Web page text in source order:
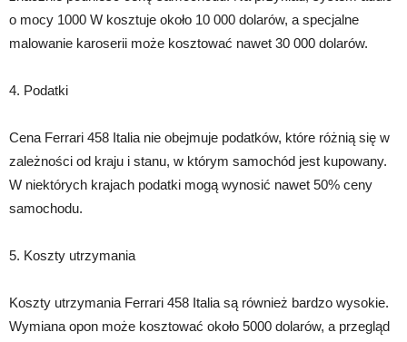
o mocy 1000 W kosztuje około 10 000 dolarów, a specjalne
malowanie karoserii może kosztować nawet 30 000 dolarów.
4. Podatki
Cena Ferrari 458 Italia nie obejmuje podatków, które różnią się w
zależności od kraju i stanu, w którym samochód jest kupowany.
W niektórych krajach podatki mogą wynosić nawet 50% ceny
samochodu.
5. Koszty utrzymania
Koszty utrzymania Ferrari 458 Italia są również bardzo wysokie.
Wymiana opon może kosztować około 5000 dolarów, a przegląd